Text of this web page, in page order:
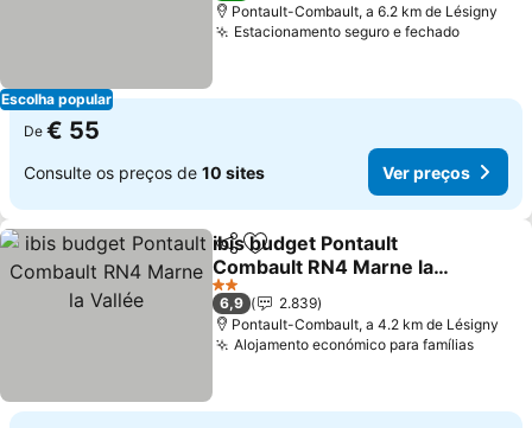
Escolha popular
Pontault-Combault, a 6.2 km de Lésigny
Estacionamento seguro e fechadoVer
De € 55
Consulte os preços de 10 sites Ver preços
PartilharAdicionar aos favoritos
ibis budget Pontault
Combault RN4 Marne la
Vallée
Ver preços
2 Estrelas
6,9
2.839
Pontault-Combault, a 4.2 km de Lésigny
Alojamento económico para famíliasVer